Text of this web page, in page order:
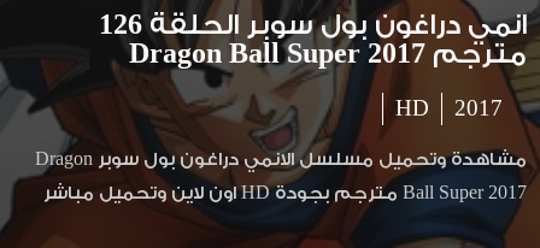
انمي دراغون بول سوبر الحلقة 126
مترجم Dragon Ball Super 2017
2017
HD
مشاهدة وتحميل مسلسل الانمي دراغون بول سوبر Dragon
Ball Super 2017 مترجم بجودة HD اون لاين وتحميل مباشر